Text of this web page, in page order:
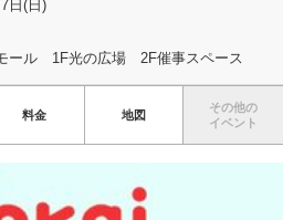
日(日)
ール 1F光の広場 2F催事スペース
料金 地図
その他の
イベント